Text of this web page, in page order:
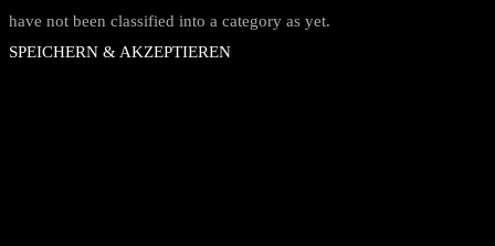
have not been classified into a category as yet.
SPEICHERN & AKZEPTIEREN